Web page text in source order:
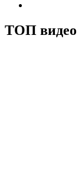
ТОП видео